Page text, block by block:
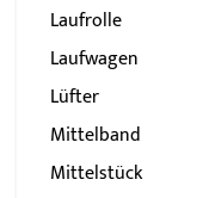
Laufrolle
Laufwagen
Lüfter
Mittelband
Mittelstück